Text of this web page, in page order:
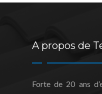
A propos de
Forte de 20 ans